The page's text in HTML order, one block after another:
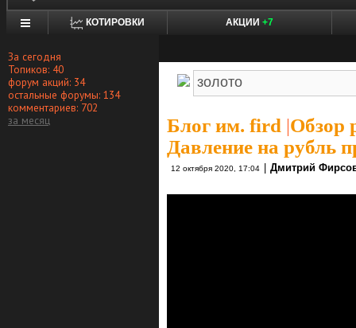
КОТИРОВКИ АКЦИИ +7
За сегодня
Топиков: 40
форум акций: 34
остальные форумы: 134
комментариев: 702
за месяц
Блог им. fird |Обзор
Давление на рубль
12 октября 2020, 17:04 Дмитрий